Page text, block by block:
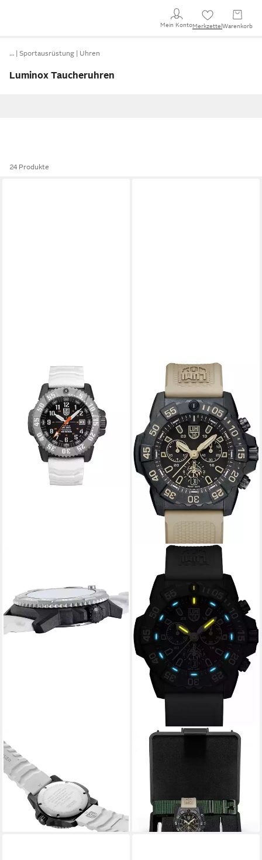
Mein KontoMerkzettel Warenkorb
… Sportausrüstung Uhren
Luminox Taucheruhren
24 Produkte
Taucheruhr XL.3359.SET, für
Männer Weiß/Schwarz mit 2
Bändern
845,00 €
lieferbar - in 2-3 Werktagen bei dir
LUMINOX
Taucheruhr NAVY SEAL
SERIES Herrenchronograph,
Mit Wechselband
595,00 €
lieferbar - in 2-3 Werktagen bei dir